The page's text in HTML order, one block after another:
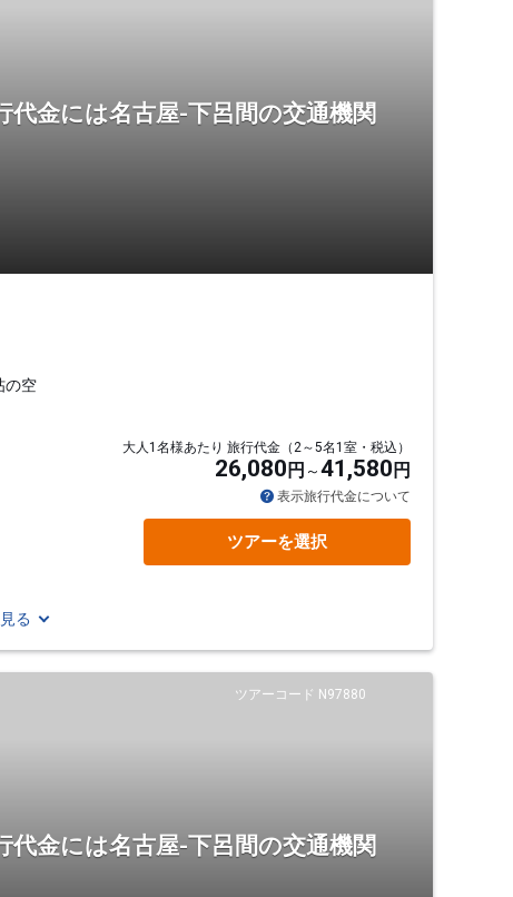
には名古屋-下呂間の交通機関
の空
大人1名様あたり 旅行代金（2～5名1室・税込）
26,080 円 41,580 円
表示旅行代金について
ツアーを選択
る
ツアーコード N97880
には名古屋-下呂間の交通機関